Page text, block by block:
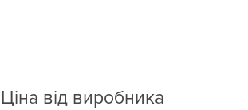
Ціна від виробника